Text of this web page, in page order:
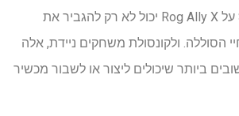
כיצד לשים SteamOs על Rog Ally X יכול לא רק להגביר את
הסוללה. ולקונסולת משחקים ניידת, אלה
ביותר שיכולים ליצור או לשבור מכשיר